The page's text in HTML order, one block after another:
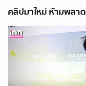
คลิปมาใหม่ ห้ามพลา